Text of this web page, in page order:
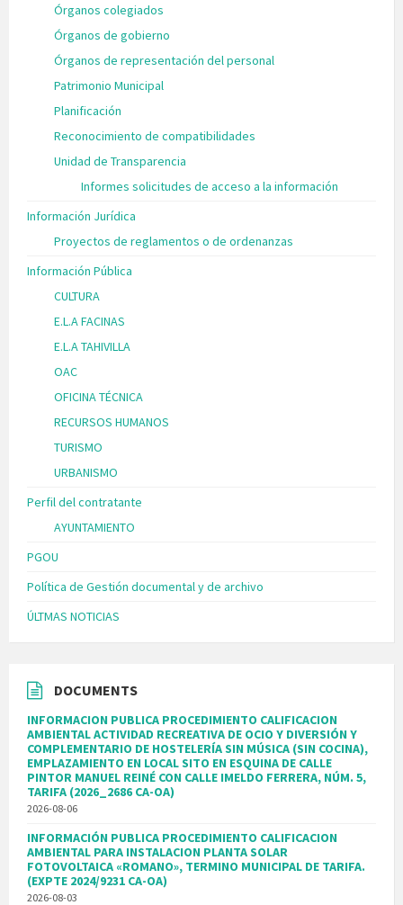
Órganos colegiados
Órganos de gobierno
Órganos de representación del personal
Patrimonio Municipal
Planificación
Reconocimiento de compatibilidades
Unidad de Transparencia
Informes solicitudes de acceso a la información
Información Jurídica
Proyectos de reglamentos o de ordenanzas
Información Pública
CULTURA
E.L.A FACINAS
E.L.A TAHIVILLA
OAC
OFICINA TÉCNICA
RECURSOS HUMANOS
TURISMO
URBANISMO
Perfil del contratante
AYUNTAMIENTO
PGOU
Política de Gestión documental y de archivo
ÚLTMAS NOTICIAS
DOCUMENTS
INFORMACION PUBLICA PROCEDIMIENTO CALIFICACION
AMBIENTAL ACTIVIDAD RECREATIVA DE OCIO Y DIVERSIÓN Y
COMPLEMENTARIO DE HOSTELERÍA SIN MÚSICA (SIN COCINA),
EMPLAZAMIENTO EN LOCAL SITO EN ESQUINA DE CALLE
PINTOR MANUEL REINÉ CON CALLE IMELDO FERRERA, NÚM. 5,
TARIFA (2026_2686 CA-OA)
2026-08-06
INFORMACIÓN PUBLICA PROCEDIMIENTO CALIFICACION
AMBIENTAL PARA INSTALACION PLANTA SOLAR
FOTOVOLTAICA «ROMANO», TERMINO MUNICIPAL DE TARIFA.
(EXPTE 2024/9231 CA-OA)
2026-08-03